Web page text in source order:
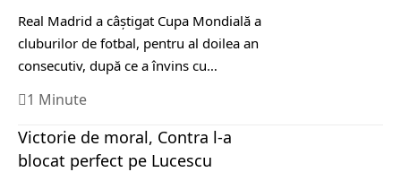
Real Madrid a câştigat Cupa Mondială a
cluburilor de fotbal, pentru al doilea an
consecutiv, după ce a învins cu…
1 Minute
Victorie de moral, Contra l-a
blocat perfect pe Lucescu